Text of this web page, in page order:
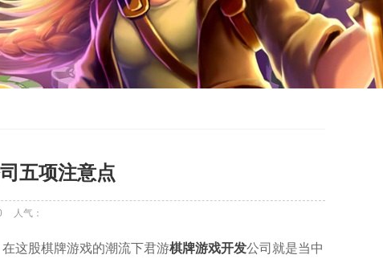
五项注意点
人气：
这股棋牌游戏的潮流下君游棋牌游戏开发公司就是当中